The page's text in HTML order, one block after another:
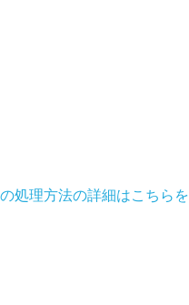
処理方法の詳細はこちらを